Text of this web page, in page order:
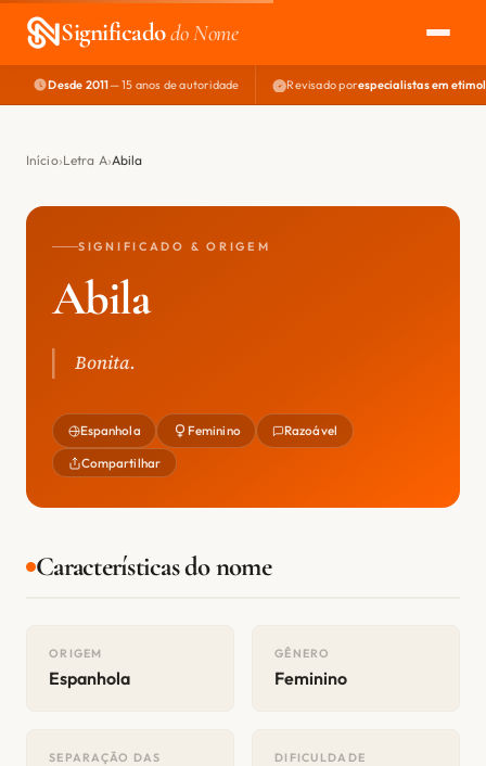
Significadodo Nome
EXPLORAR
NOME PERFEITO
Desde 2011— 15 anos de autoridade Revisado porespecialistas em
Início Letra A Abila
SIGNIFICADO & ORIGEM
Abila
Bonita.
Espanhola Feminino Razoável
Compartilhar
Características do nome
ORIGEM
Espanhola
GÊNERO
Feminino
SEPARAÇÃO DAS
DIFICULDADE